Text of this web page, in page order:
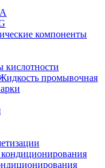
компоненты
кислотности
промывочная